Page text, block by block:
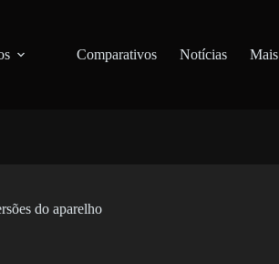
Comparativos Notícias Mais
do aparelho